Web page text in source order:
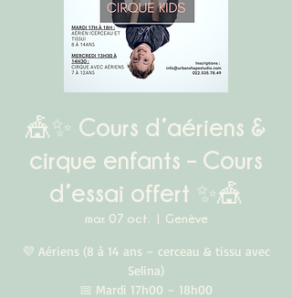
🎪✨ Cours d’aériens &
cirque enfants – Cours
d’essai offert ✨🎪
mar. 07 oct.
  |
Genève
💜 Aériens (8 à 14 ans – cerceau & tissu avec
Selina)
📅 Mardi 17h00 – 18h00